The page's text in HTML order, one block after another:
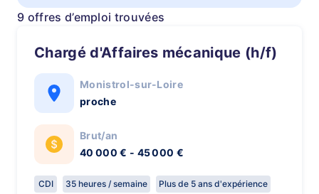
9 offres d’emploi trouvées
Chargé d'Affaires mécanique (h/f)
Monistrol-sur-Loire
proche
Brut/an
40 000 € - 45 000 €
CDI 35 heures / semaine Plus de 5 ans d'expérience